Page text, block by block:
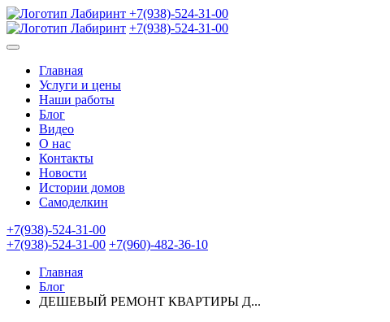
+7(938)-524-31-00
+7(938)-524-31-00
Главная
Услуги и цены
Наши работы
Блог
Видео
О нас
Контакты
Новости
Истории домов
Самоделкин
+7(938)-524-31-00
+7(938)-524-31-00 +7(960)-482-36-10
Главная
Блог
ДЕШЕВЫЙ РЕМОНТ КВАРТИРЫ Д...